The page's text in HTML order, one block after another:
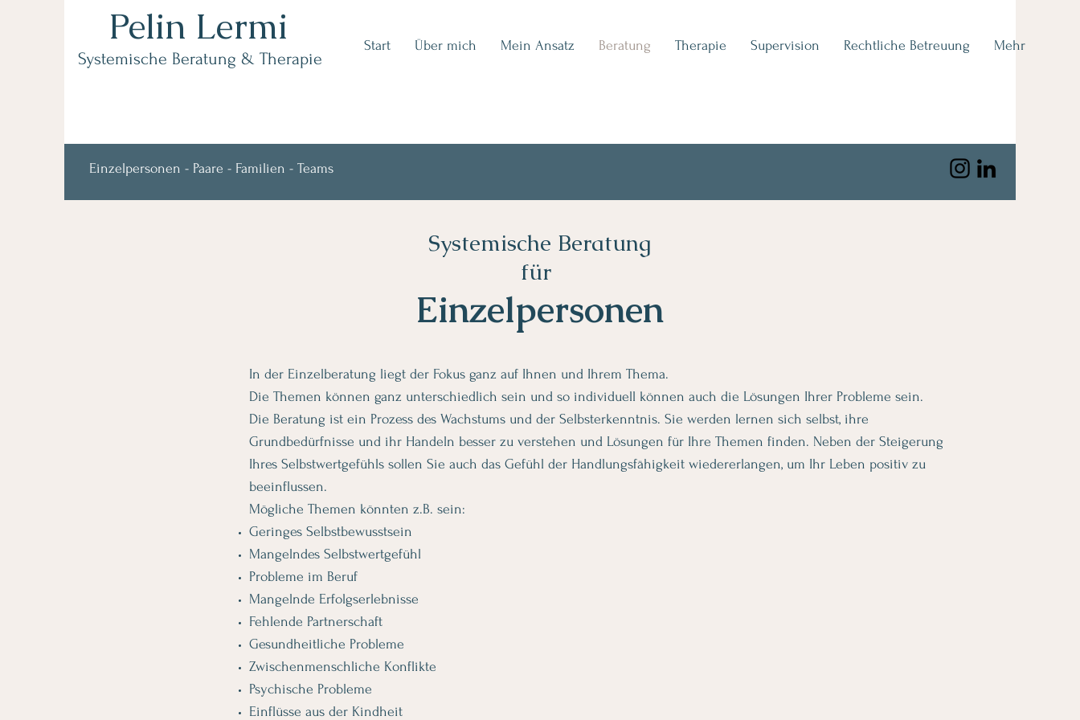
Pelin Lermi
Systemische Beratung & Therapie
Start Über mich Mein Ansatz Beratung Therapie Supervision Rechtliche Betreuung Mehr
Einzelpersonen - Paare - Familien - Teams
Systemische Beratung
für
Einzelpersonen
In der Einzelberatung liegt der Fokus ganz auf Ihnen und Ihrem Thema.
Die Themen können ganz unterschiedlich sein und so individuell können auch die Lösungen Ihrer Probleme sein.
Die Beratung ist ein Prozess des Wachstums und der Selbsterkenntnis. Sie werden lernen sich selbst, ihre
Grundbedürfnisse und ihr Handeln besser zu verstehen und Lösungen für Ihre Themen finden. Neben der Steigerung
Ihres Selbstwertgefühls sollen Sie auch das Gefühl der Handlungsfähigkeit wiedererlangen, um Ihr Leben positiv zu
beeinflussen.
Mögliche Themen könnten z.B. sein:
Geringes Selbstbewusstsein
Mangelndes Selbstwertgefühl
Probleme im Beruf
Mangelnde Erfolgserlebnisse
Fehlende Partnerschaft
Gesundheitliche Probleme
Zwischenmenschliche Konflikte
Psychische Probleme
Einflüsse aus der Kindheit